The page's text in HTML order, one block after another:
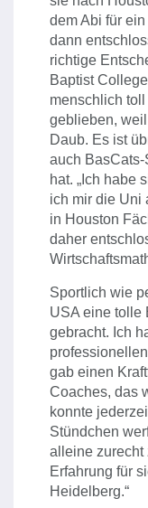
dem Abi für
dann
richtige
Baptist
menschlich
geblieben,
Daub. Es ist
auch
hat. „Ich habe
ich mir die Uni
in Houston
daher
Sportlich wie
USA eine tolle
gebracht. Ich
gab einen
Coaches, das
konnte
Stündchen
alleine zurecht
Erfahrung für
Heidelberg.“